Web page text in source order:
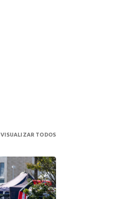
VISUALIZAR TODOS